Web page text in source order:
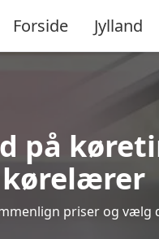
Forside Jylland
på
kørelærer
priser og vælg